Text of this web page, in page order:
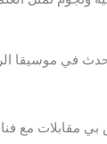
في موسيقا
مقابلات مع